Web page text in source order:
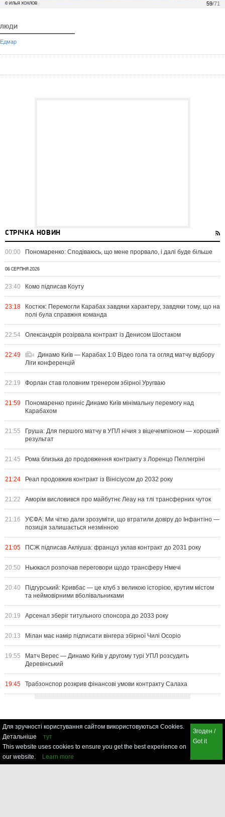
59/71
© ИЛЬЯ ХОХЛОВ
ЛЮДИ
Едмар
СТРІЧКА НОВИН
00:00 Пономаренко: Сподіваюсь, що мене прорвало, і далі буде більше
06 СЕРПНЯ 2026
23:40 Комо підписав Коуту
23:18
Костюк: Перемогли Карабах завдяки характеру, завдяки тому, що на
полі була справжня команда
22:54 Олександрія розірвала контракт із Денисом Шостаком
22:49
Динамо Київ — Карабах 1:0 Відео гола та огляд матчу відбору
Ліги конференцій
22:19 Форлан став головним тренером збірної Уругваю
21:59
Пономаренко приніс Динамо Київ мінімальну перемогу над
Карабахом
21:55
Груша: Для першого матчу в УПЛ нічия з віцечемпіоном — хороший
результат
21:45 Рома близька до продовження контракту з Лоренцо Пеллегріні
21:24 Реал продовжив контракт із Вінісіусом до 2032 року
21:22 Аморім висловився про майбутнє Леау на тлі трансферних чуток
21:16
УЄФА: Ми чітко дали зрозуміти, що втратили довіру до Інфантіно —
позиція залишається незмінною
21:05 ПСЖ підписав Акліуша: француз уклав контракт до 2031 року
20:50 Ньюкасл розпочав переговори щодо трансферу Нмечі
20:40
Підгурський: Кривбас — це клуб з великою історією, крутим містом
та неймовірними вболівальниками
20:19 Арсенал зберіг титульного спонсора до 2033 року
20:13 Мілан має намір підписати вінгера збірної Чилі Осоріо
19:55
Матч Верес — Динамо Київ у другому турі УПЛ розсудить
Деревінський
19:45 Трабзонспор розкрив фінансові умови контракту Салаха
Для зручності користування сайтом використовуються Cookies.
Детальніше
тут
This website uses cookies to ensure you get the best experience on
our website.
Learn more
Згоден /
Got it